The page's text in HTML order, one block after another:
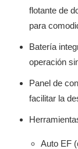
flotante de
para
Batería
operación
Panel de
facilitar la
Auto EF